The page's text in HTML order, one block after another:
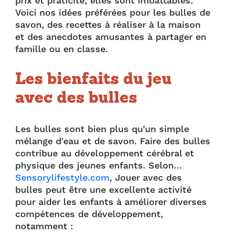
Voici nos idées préférées pour les bulles de
savon, des recettes à réaliser à la maison
et des anecdotes amusantes à partager en
famille ou en classe.
Les bienfaits du jeu
avec des bulles
Les bulles sont bien plus qu'un simple
mélange d'eau et de savon. Faire des bulles
contribue au développement cérébral et
physique des jeunes enfants. Selon…
Sensorylifestyle.com, Jouer avec des
bulles peut être une excellente activité
pour aider les enfants à améliorer diverses
compétences de développement,
notamment :